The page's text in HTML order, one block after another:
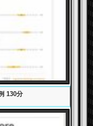
130分